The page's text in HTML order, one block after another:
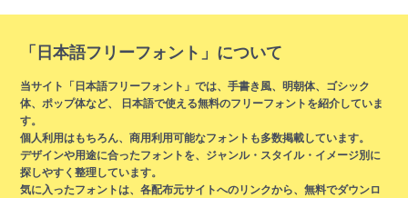
「日本語フリーフォント」について
当サイト「日本語フリーフォント」では、手書き風、明朝体、ゴシック
体、ポップ体など、 日本語で使える無料のフリーフォントを紹介していま
す。
個人利用はもちろん、商用利用可能なフォントも多数掲載しています。
デザインや用途に合ったフォントを、ジャンル・スタイル・イメージ別に
探しやすく整理しています。
気に入ったフォントは、各配布元サイトへのリンクから、無料でダウンロ